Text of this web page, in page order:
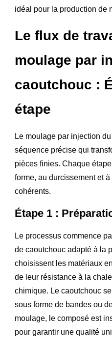
idéal pour la production de
Le flux de
moulage par
caoutchouc :
étape
Le moulage par injection
séquence précise qui
pièces finies. Chaque
forme, au durcissement et
cohérents.
Étape 1 :
Le processus commence
de caoutchouc adapté à la
choisissent les matériaux
de leur résistance à la
chimique. Le caoutchouc
sous forme de bandes ou
moulage, le composé est
pour garantir une qualité